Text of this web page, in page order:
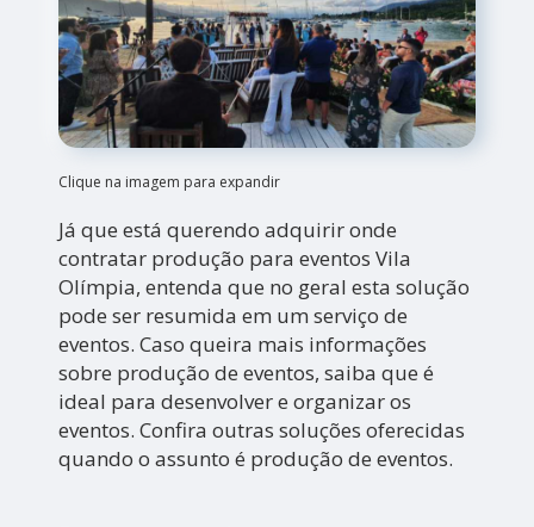
Clique na imagem para expandir
Já que está querendo adquirir onde
contratar produção para eventos Vila
Olímpia, entenda que no geral esta solução
pode ser resumida em um serviço de
eventos. Caso queira mais informações
sobre produção de eventos, saiba que é
ideal para desenvolver e organizar os
eventos. Confira outras soluções oferecidas
quando o assunto é produção de eventos.